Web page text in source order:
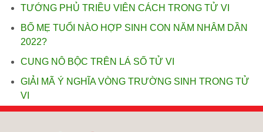
TƯỚNG PHỦ TRIỀU VIÊN CÁCH TRONG TỬ VI
BỐ MẸ TUỔI NÀO HỢP SINH CON NĂM NHÂM DẦN
2022?
CUNG NÔ BỘC TRÊN LÁ SỐ TỬ VI
GIẢI MÃ Ý NGHĨA VÒNG TRƯỜNG SINH TRONG TỬ
VI